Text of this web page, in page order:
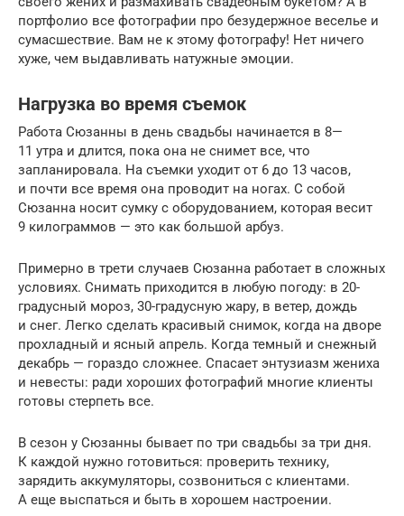
портфолио все фотографии про безудержное веселье и
сумасшествие. Вам не к этому фотографу! Нет ничего
хуже, чем выдавливать натужные эмоции.
Нагрузка во время съемок
Работа Сюзанны в день свадьбы начинается в 8—
11 утра и длится, пока она не снимет все, что
запланировала. На съемки уходит от 6 до 13 часов,
и почти все время она проводит на ногах. С собой
Сюзанна носит сумку с оборудованием, которая весит
9 килограммов — это как большой арбуз.
Примерно в трети случаев Сюзанна работает в сложных
условиях. Снимать приходится в любую погоду: в 20-
градусный мороз, 30-градусную жару, в ветер, дождь
и снег. Легко сделать красивый снимок, когда на дворе
прохладный и ясный апрель. Когда темный и снежный
декабрь — гораздо сложнее. Спасает энтузиазм жениха
и невесты: ради хороших фотографий многие клиенты
готовы стерпеть все.
В сезон у Сюзанны бывает по три свадьбы за три дня.
К каждой нужно готовиться: проверить технику,
зарядить аккумуляторы, созвониться с клиентами.
А еще выспаться и быть в хорошем настроении.